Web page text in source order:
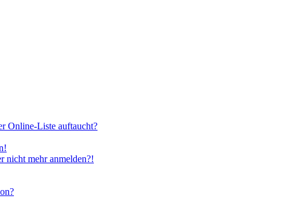
Online-Liste auftaucht?
nicht mehr anmelden?!